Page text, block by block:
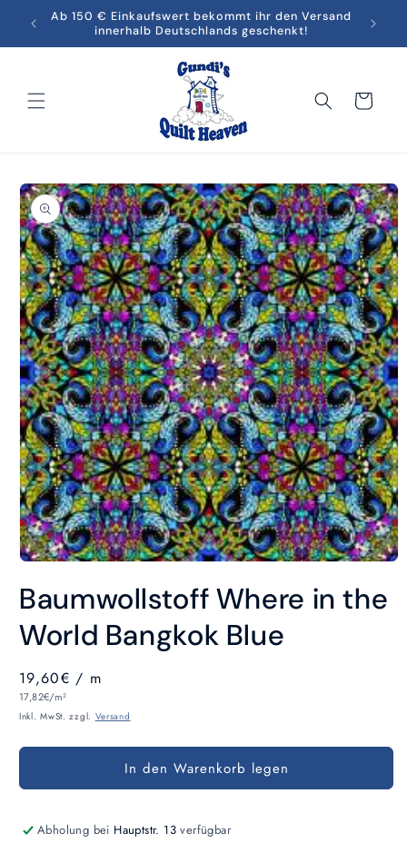
zumAb 150 € Einkaufswert bekommt ihr den Versand
innerhalb Deutschlands geschenkt!
Warenkorb
in
Modal
öffnen
Baumwollstoff Where in the
World Bangkok Blue
Normaler
Preis
19,60€ / m
Grundpreis
17,82€/m²
Inkl. MwSt. zzgl. Versand
In den Warenkorb legen
Abholung bei Hauptstr. 13 verfügbar